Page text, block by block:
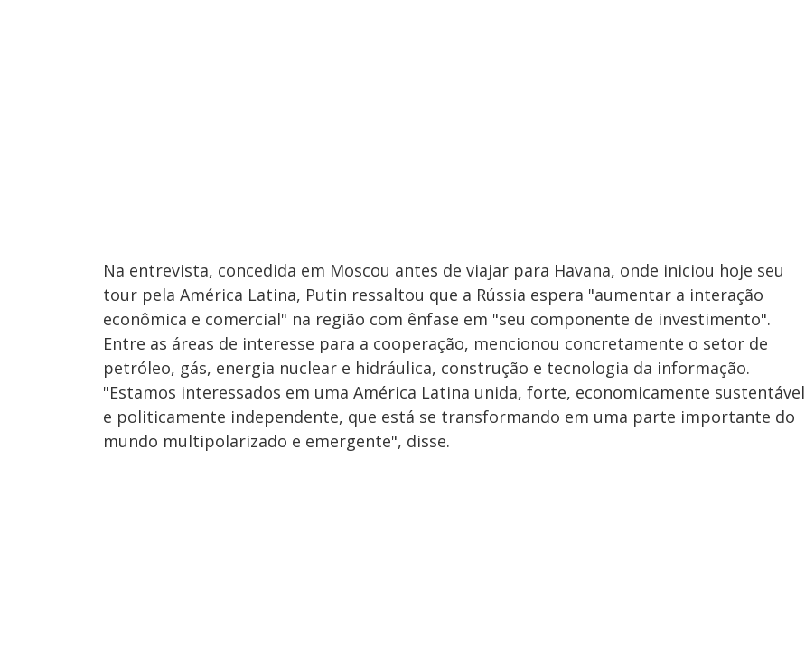
Na entrevista, concedida em Moscou antes de viajar para Havana, onde iniciou hoje seu
tour pela América Latina, Putin ressaltou que a Rússia espera "aumentar a interação
econômica e comercial" na região com ênfase em "seu componente de investimento".
Entre as áreas de interesse para a cooperação, mencionou concretamente o setor de
petróleo, gás, energia nuclear e hidráulica, construção e tecnologia da informação.
"Estamos interessados em uma América Latina unida, forte, economicamente sustentável
e politicamente independente, que está se transformando em uma parte importante do
mundo multipolarizado e emergente", disse.